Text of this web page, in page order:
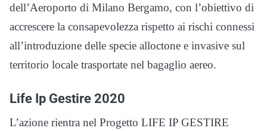
dell’Aeroporto di Milano Bergamo, con l’obiettivo di
accrescere la consapevolezza rispetto ai rischi connessi
all’introduzione delle specie alloctone e invasive sul
territorio locale trasportate nel bagaglio aereo.
Life Ip Gestire 2020
L’azione rientra nel Progetto LIFE IP GESTIRE